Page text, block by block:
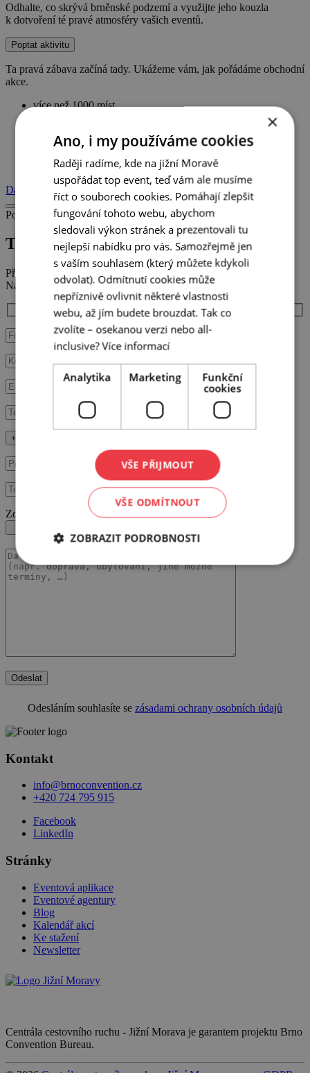
Odhalte, co skrývá brněnské podzemí a využijte jeho kouzla
k dotvoření té pravé atmosféry vašich eventů.
Poptat aktivitu
Ta pravá zábava začíná tady. Ukážeme vám, jak pořádáme obchodní
akce.
více než 1000 míst
Další aktivity
Poptat aktivitu
Tour de podzemí
Přibližte nám vaši představu a dejte nám na sebe kontakt.
Náš tým vás bude co nejdříve kontaktovat.
+ Vyplňte další údaje
Zde můžete nahrát váš RFP dokument
Odeslat
Odesláním souhlasíte se zásadami ochrany osobních údajů
Kontakt
info@brnoconvention.cz
+420 724 795 915
Facebook
LinkedIn
Stránky
Eventová aplikace
Eventové agentury
Blog
Kalendář akcí
Ke stažení
Newsletter
Centrála cestovního ruchu - Jižní Morava je garantem projektu Brno
Convention Bureau.
×
Ano, i my používáme cookies
Raději radíme, kde na jižní Moravě
uspořádat top event, teď vám ale musíme
říct o souborech cookies. Pomáhají zlepšit
fungování tohoto webu, abychom
sledovali výkon stránek a prezentovali tu
nejlepší nabídku pro vás. Samozřejmě jen
s vaším souhlasem (který můžete kdykoli
odvolat). Odmítnutí cookies může
nepříznivě ovlivnit některé vlastnosti
webu, až jím budete brouzdat. Tak co
zvolíte – osekanou verzi nebo all-
inclusive? Více informací
Analytika Marketing
Funkční
cookies
VŠE PŘIJMOUT
VŠE ODMÍTNOUT
ZOBRAZIT PODROBNOSTI